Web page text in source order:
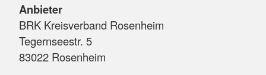
Anbieter
BRK Kreisverband Rosenheim
Tegernseestr. 5
83022 Rosenheim